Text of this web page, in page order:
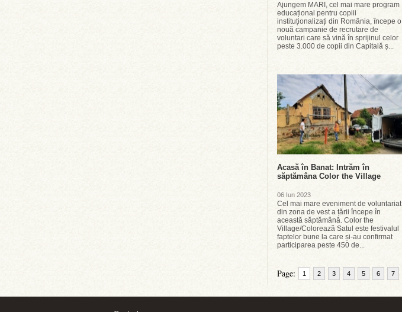
Ajungem MARI, cel mai mare program
educațional pentru copiii
instituționalizați din România, începe o
nouă campanie de recrutare de
voluntari care să vină în sprijinul celor
peste 3.000 de copii din Capitală ș...
Acasă în Banat: Intrăm în
săptămâna Color the Village
06 Iun 2023
Cel mai mare eveniment de voluntariat
din zona de vest a țării începe în
această săptămână. Color the
Village/Colorează Satul este festivalul
faptelor bune la care și-au confirmat
participarea peste 450 de...
Page: 1 2 3 4 5 6 7